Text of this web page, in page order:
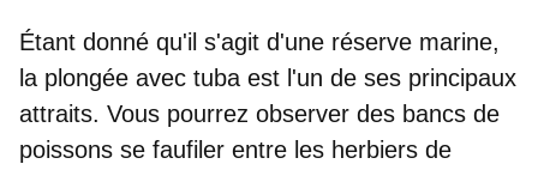
Étant donné qu'il s'agit d'une réserve marine,
la plongée avec tuba est l'un de ses principaux
attraits. Vous pourrez observer des bancs de
poissons se faufiler entre les herbiers de